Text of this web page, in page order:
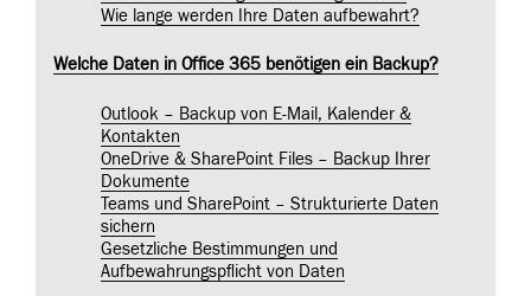
Wie lange werden Ihre Daten aufbewahrt?
Welche Daten in Office 365 benötigen ein Backup?
Outlook – Backup von E-Mail, Kalender &
Kontakten
OneDrive & SharePoint Files – Backup Ihrer
Dokumente
Teams und SharePoint – Strukturierte Daten
sichern
Gesetzliche Bestimmungen und
Aufbewahrungspflicht von Daten